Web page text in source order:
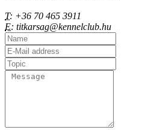
T: +36 70 465 3911
E: titkarsag@kennelclub.hu